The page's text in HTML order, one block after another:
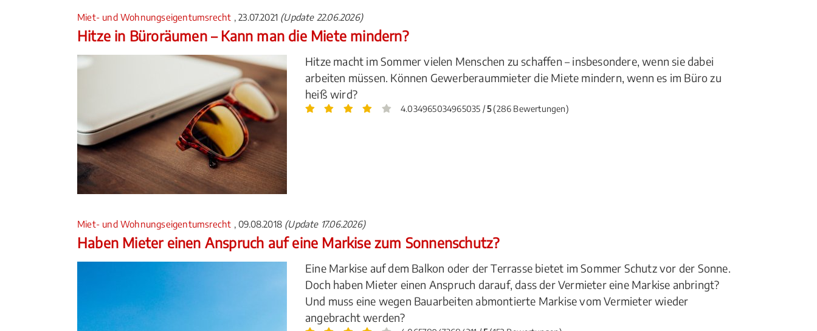
Miet- und Wohnungseigentumsrecht , 23.07.2021 (Update 22.06.2026)
Hitze in Büroräumen – Kann man die Miete mindern?
Hitze macht im Sommer vielen Menschen zu schaffen – insbesondere, wenn sie dabei
arbeiten müssen. Können Gewerberaummieter die Miete mindern, wenn es im Büro zu
heiß wird?
4.034965034965035 /5(286 Bewertungen)
Miet- und Wohnungseigentumsrecht , 09.08.2018 (Update 17.06.2026)
Haben Mieter einen Anspruch auf eine Markise zum Sonnenschutz?
Eine Markise auf dem Balkon oder der Terrasse bietet im Sommer Schutz vor der Sonne.
Doch haben Mieter einen Anspruch darauf, dass der Vermieter eine Markise anbringt?
Und muss eine wegen Bauarbeiten abmontierte Markise vom Vermieter wieder
angebracht werden?